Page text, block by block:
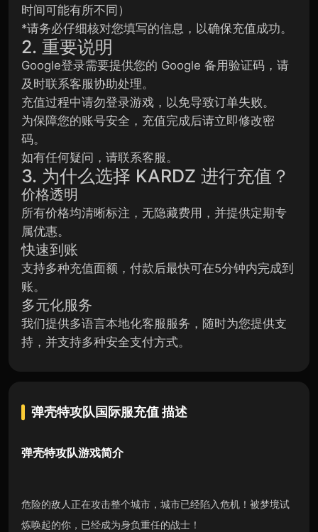
时间可能有所不同）
*请务必仔细核对您填写的信息，以确保充值成功。
2. 重要说明
Google登录需要提供您的 Google 备用验证码，请
及时联系客服协助处理。
充值过程中请勿登录游戏，以免导致订单失败。
为保障您的账号安全，充值完成后请立即修改密
码。
如有任何疑问，请联系客服。
3. 为什么选择 KARDZ 进行充值？
价格透明
所有价格均清晰标注，无隐藏费用，并提供定期专
属优惠。
快速到账
支持多种充值面额，付款后最快可在5分钟内完成到
账。
多元化服务
我们提供多语言本地化客服服务，随时为您提供支
持，并支持多种安全支付方式。
弹壳特攻队国际服充值描述
弹壳特攻队游戏简介
危险的敌人正在攻击整个城市，城市已经陷入危机！被梦境试
炼唤起的你，已经成为身负重任的战士！